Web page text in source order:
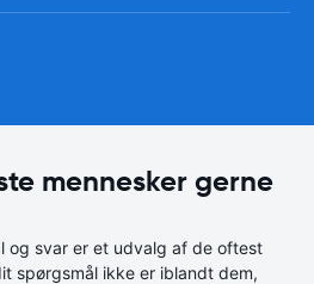
mennesker gerne
og svar er et udvalg af de oftest
spørgsmål ikke er iblandt dem,